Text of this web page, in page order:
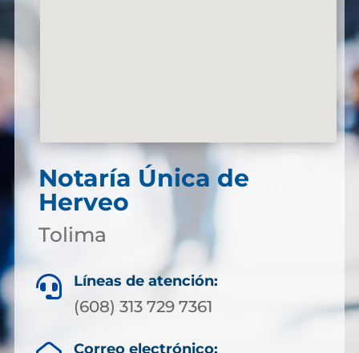
Notaría Única de
Herveo
Tolima
 Líneas de atención:
(608) 313 729 7361
Correo electrónico: